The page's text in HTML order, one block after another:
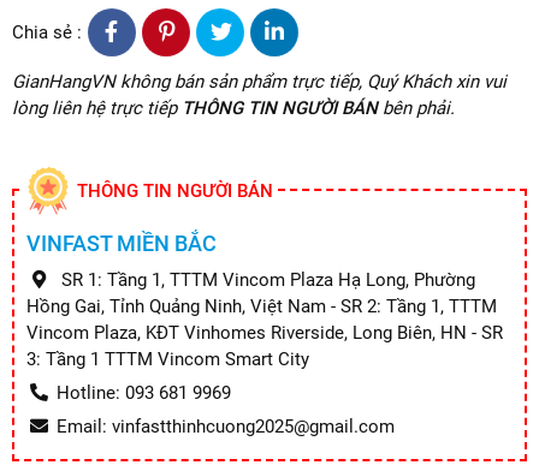
Chia sẻ :
GianHangVN không bán sản phẩm trực tiếp, Quý Khách xin vui
lòng liên hệ trực tiếp THÔNG TIN NGƯỜI BÁNbên phải.
THÔNG TIN NGƯỜI BÁN
VINFAST MIỀN BẮC
SR 1: Tầng 1, TTTM Vincom Plaza Hạ Long, Phường
Hồng Gai, Tỉnh Quảng Ninh, Việt Nam - SR 2: Tầng 1, TTTM
Vincom Plaza, KĐT Vinhomes Riverside, Long Biên, HN - SR
3: Tầng 1 TTTM Vincom Smart City
Hotline: 093 681 9969
Email: vinfastthinhcuong2025@gmail.com